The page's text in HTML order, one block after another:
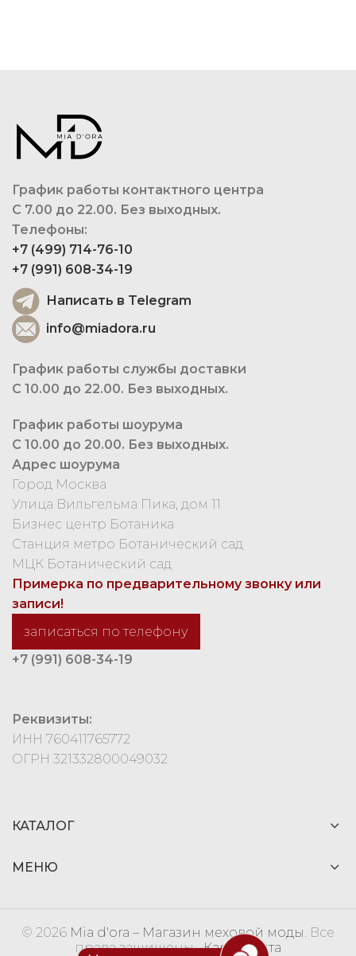
График работы контактного центра
С 7.00 до 22.00. Без выходных.
Телефоны:
+7 (499) 714-76-10
+7 (991) 608-34-19
Написать в Telegram
info@miadora.ru
График работы службы доставки
С 10.00 до 22.00. Без выходных.
График работы шоурума
С 10.00 до 20.00. Без выходных.
Адрес шоурума
Город Москва
Улица Вильгельма Пика, дом 11
Бизнес центр Ботаника
Станция метро Ботанический сад
МЦК Ботанический сад
Примерка по предварительному звонку или
записи!
записаться по телефону
+7 (991) 608-34-19
Реквизиты:
ИНН 760411765772
ОГРН 321332800049032
КАТАЛОГ
МЕНЮ
© 2026 Mia d'ora – Магазин меховой моды. Все
права защищеныКарта сайта